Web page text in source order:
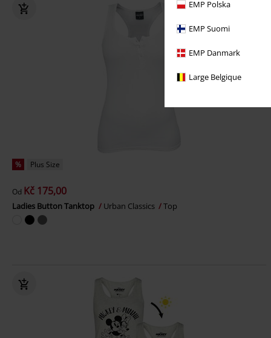
EMP Polska
EMP Suomi
EMP Danmark
Large Belgique
% Plus Size
Od Kč 175,00
Ladies Button Tanktop Urban Classics Top